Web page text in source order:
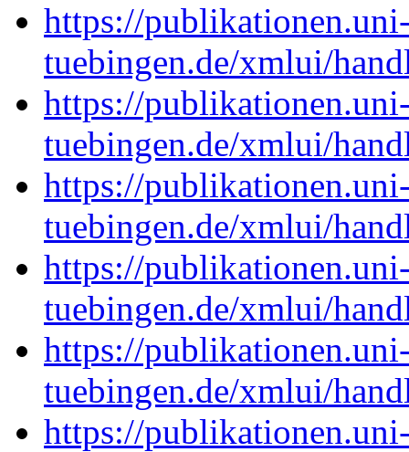
https://
tuebingen.de/xmlui/
https://
tuebingen.de/xmlui/
https://
tuebingen.de/xmlui/
https://
tuebingen.de/xmlui/
https://
tuebingen.de/xmlui/
https://